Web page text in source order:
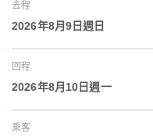
去程
2026年8月9日週日
回程
2026年8月10日週一
乘客